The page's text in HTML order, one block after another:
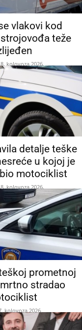
vlakovi kod
teže
kolovoza 2026.
detalje teške
u kojoj je
motociklist
kolovoza 2026.
prometnoj
stradao
kolovoza 2026.